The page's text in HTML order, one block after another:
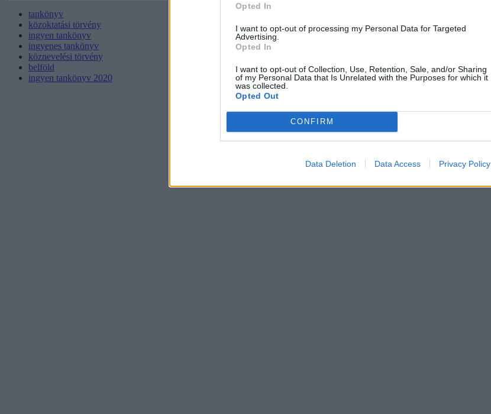
Opted In
I want to opt-out of processing my Personal Data for Targeted
Advertising.
Opted In
I want to opt-out of Collection, Use, Retention, Sale, and/or Sharing
of my Personal Data that Is Unrelated with the Purposes for which it
was collected.
Opted Out
CONFIRM
Data Deletion Data Access Privacy Policy
tankönyv
közoktatási törvény
ingyen tankönyv
ingyenes tankönyv
köznevelési törvény
belföld
ingyen tankönyv 2020